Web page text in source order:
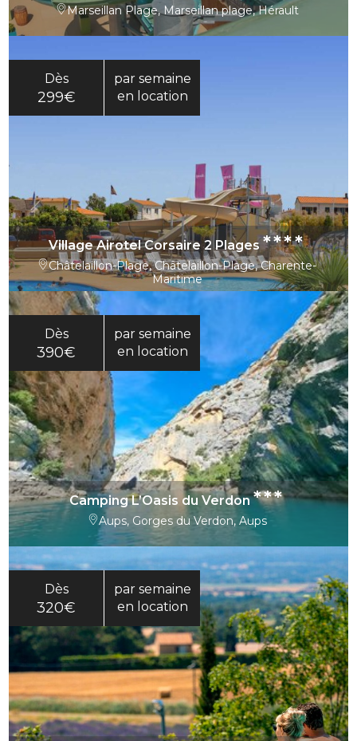
Marseillan Plage, Marseillan plage, Hérault
Dès
299€
par semaine
en location
Village Airotel Corsaire 2 Plages****
Châtelaillon-Plage, Châtelaillon-Plage, Charente-
Maritime
Dès
390€
par semaine
en location
Camping L’Oasis du Verdon***
Aups, Gorges du Verdon, Aups
Dès
320€
par semaine
en location